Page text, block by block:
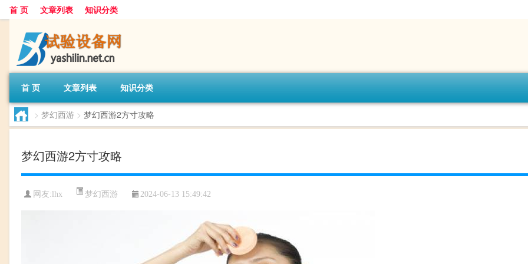
首 页 文章列表 知识分类
首 页 文章列表 知识分类
> 梦幻西游 > 梦幻西游2方寸攻略
梦幻西游2方寸攻略
网友: lhx 梦幻西游 2024-06-13 15:49:42